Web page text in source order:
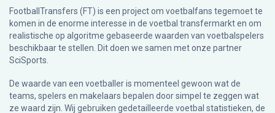
FootballTransfers (FT) is een project om voetbalfans tegemoet te
komen in de enorme interesse in de voetbal transfermarkt en om
realistische op algoritme gebaseerde waarden van voetbalspelers
beschikbaar te stellen. Dit doen we samen met onze partner
SciSports
De waarde van een voetballer is momenteel gewoon wat de
teams, spelers en makelaars bepalen door simpel te zeggen wat
ze waard zijn. Wij gebruiken gedetailleerde voetbal statistieken, de